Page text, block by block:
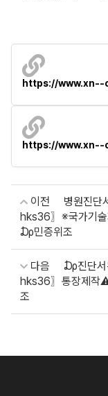
https://
https://
이전
병원진
hks36〗※국가기술
₯민증위조
다음
₯진단
hks36〗통장제작
조